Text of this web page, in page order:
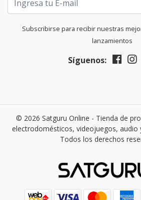
Subscribirse para recibir nuestras
lanzamientos
Síguenos:
© 2026 Satguru Online - Tienda de
electrodomésticos, videojuegos, audio
Todos los derechos